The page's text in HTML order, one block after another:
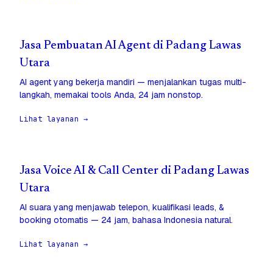
Jasa Pembuatan AI Agent di Padang Lawas
Utara
AI agent yang bekerja mandiri — menjalankan tugas multi-
langkah, memakai tools Anda, 24 jam nonstop.
Lihat layanan →
Jasa Voice AI & Call Center di Padang Lawas
Utara
AI suara yang menjawab telepon, kualifikasi leads, &
booking otomatis — 24 jam, bahasa Indonesia natural.
Lihat layanan →